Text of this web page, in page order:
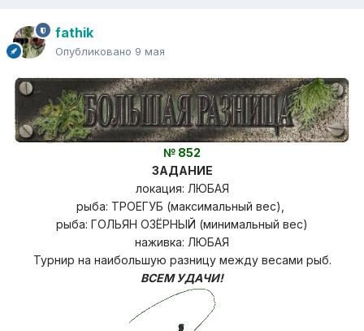
fathik
Опубликовано 9 мая
№ 852
ЗАДАНИЕ
локация: ЛЮБАЯ
рыба: ТРОЕГУБ (максимальный вес),
рыба: ГОЛЬЯН ОЗЁРНЫЙ (минимальный вес)
наживка: ЛЮБАЯ
Турнир на наибольшую разницу между весами рыб.
ВСЕМ УДАЧИ!